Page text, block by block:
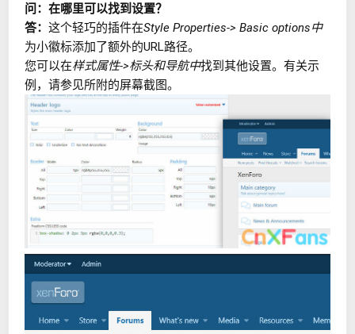
问：在哪里可以找到设置？
答： 这个轻巧的插件在Style Properties-> Basic options中
为小徽标添加了额外的URL路径。
您可以在样式属性->标头和导航中找到其他设置。有关示
例，请参见所附的屏幕截图。